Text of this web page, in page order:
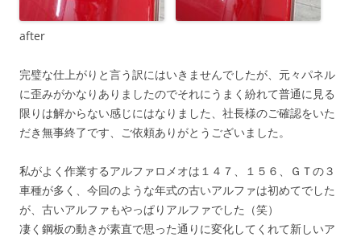
after
完璧な仕上がりと言う訳にはいきませんでしたが、元々パネル
に歪みがかなりありましたのでそれにうまく紛れて普通に見る
限りは解からない感じにはなりました、社長様のご確認をいた
だき無事終了です、ご依頼ありがとうございました。
私がよく作業するアルファロメオは１４７、１５６、ＧＴの３
車種が多く、今回のような年式の古いアルファは初めてでした
が、古いアルファもやっぱりアルファでした（笑）
凄く鋼板の動きが素直で思った通りに変化してくれて新しいア